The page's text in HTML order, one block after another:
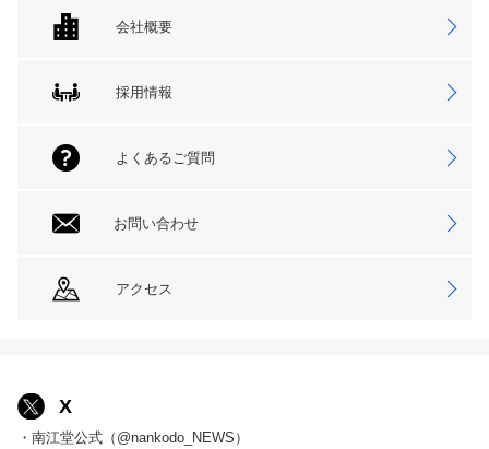
会社概要
採用情報
よくあるご質問
お問い合わせ
アクセス
X
・南江堂公式（@nankodo_NEWS）